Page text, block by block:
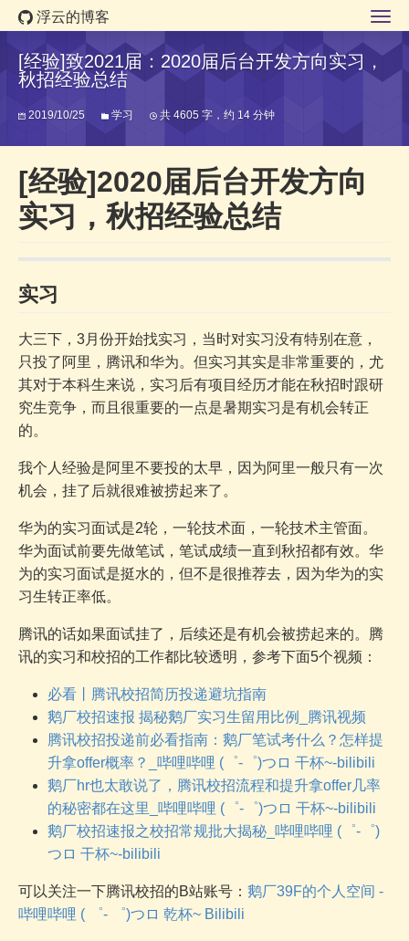
浮云的博客
[经验]致2021届：2020届后台开发方向实习，
秋招经验总结
2019/10/25 学习 共 4605 字，约 14 分钟
[经验]2020届后台开发方向
实习，秋招经验总结
实习
大三下，3月份开始找实习，当时对实习没有特别在意，
只投了阿里，腾讯和华为。但实习其实是非常重要的，尤
其对于本科生来说，实习后有项目经历才能在秋招时跟研
究生竞争，而且很重要的一点是暑期实习是有机会转正
的。
我个人经验是阿里不要投的太早，因为阿里一般只有一次
机会，挂了后就很难被捞起来了。
华为的实习面试是2轮，一轮技术面，一轮技术主管面。
华为面试前要先做笔试，笔试成绩一直到秋招都有效。华
为的实习面试是挺水的，但不是很推荐去，因为华为的实
习生转正率低。
腾讯的话如果面试挂了，后续还是有机会被捞起来的。腾
讯的实习和校招的工作都比较透明，参考下面5个视频：
必看丨腾讯校招简历投递避坑指南
鹅厂校招速报 揭秘鹅厂实习生留用比例_腾讯视频
腾讯校招投递前必看指南：鹅厂笔试考什么？怎样提
升拿offer概率？_哔哩哔哩 (゜-゜)つロ 干杯~-bilibili
鹅厂hr也太敢说了，腾讯校招流程和提升拿offer几率
的秘密都在这里_哔哩哔哩 (゜-゜)つロ 干杯~-bilibili
鹅厂校招速报之校招常规批大揭秘_哔哩哔哩 (゜-゜)
つロ 干杯~-bilibili
可以关注一下腾讯校招的B站账号： 鹅厂39F的个人空间 -
哔哩哔哩 ( ゜- ゜)つロ 乾杯~ Bilibili